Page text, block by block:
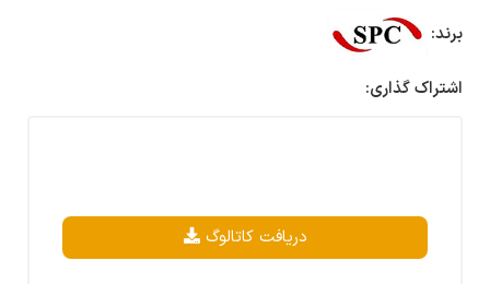
برند:
اشتراک گذاری:
دریافت کاتالوگ